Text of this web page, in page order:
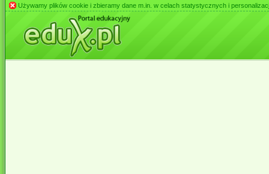
Używamy plików cookie i zbieramy dane m.in. w celach statystycznych i